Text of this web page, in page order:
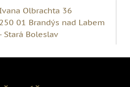
Ivana Olbrachta 36
250 01 Brandýs nad Labem
- Stará Boleslav